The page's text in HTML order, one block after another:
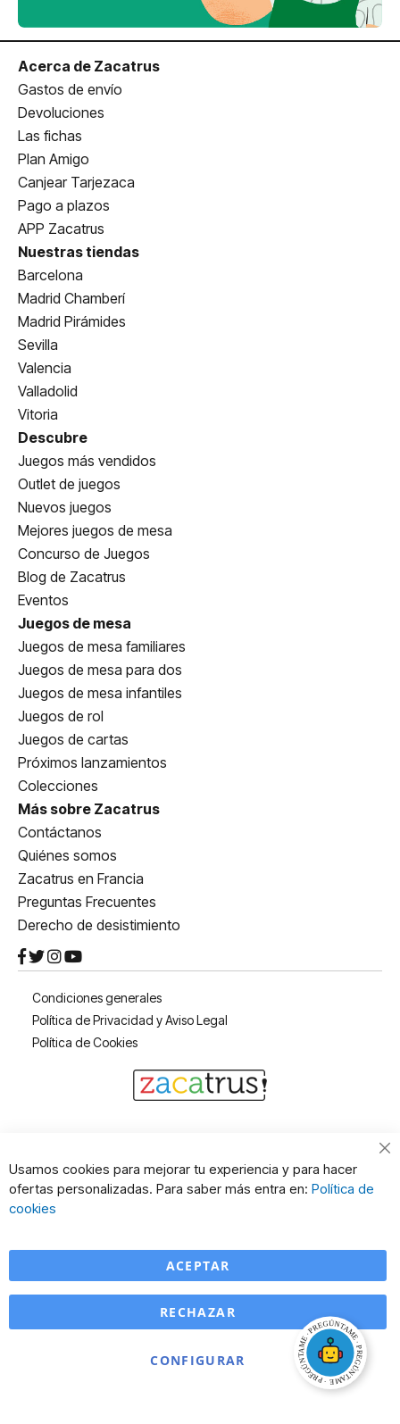
Acerca de Zacatrus
Gastos de envío
Devoluciones
Las fichas
Plan Amigo
Canjear Tarjezaca
Pago a plazos
APP Zacatrus
Nuestras tiendas
Barcelona
Madrid Chamberí
Madrid Pirámides
Sevilla
Valencia
Valladolid
Vitoria
Descubre
Juegos más vendidos
Outlet de juegos
Nuevos juegos
Mejores juegos de mesa
Concurso de Juegos
Blog de Zacatrus
Eventos
Juegos de mesa
Juegos de mesa familiares
Juegos de mesa para dos
Juegos de mesa infantiles
Juegos de rol
Juegos de cartas
Próximos lanzamientos
Colecciones
Más sobre Zacatrus
Contáctanos
Quiénes somos
Zacatrus en Francia
Preguntas Frecuentes
Derecho de desistimiento
Condiciones generales
Política de Privacidad y Aviso Legal
Política de Cookies
Usamos cookies para mejorar tu experiencia y para hacer
ofertas personalizadas. Para saber más entra en: Política de
cookies
ACEPTAR
CONFIGURAR
RECHAZAR